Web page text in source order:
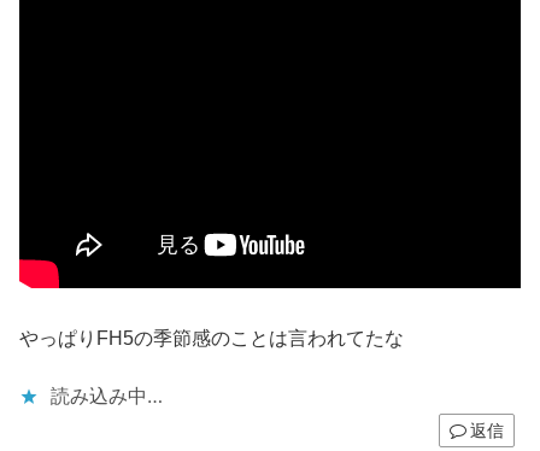
やっぱりFH5の季節感のことは言われてたな
読み込み中…
返信